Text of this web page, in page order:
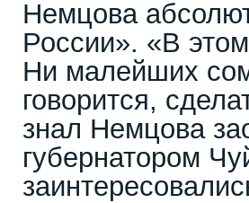
Немцова
России». «В
Ни малейших
говорится,
знал Немцова
губернатором